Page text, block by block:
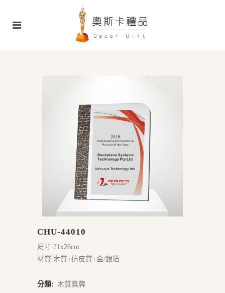
CHU-44010
尺寸:21x26cm
材質:木質+仿皮質+金/銀箔
分類: 木質獎牌